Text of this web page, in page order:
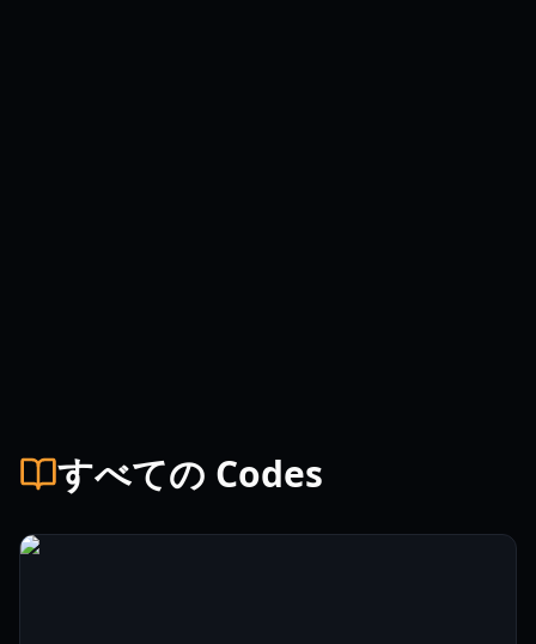
すべての Codes